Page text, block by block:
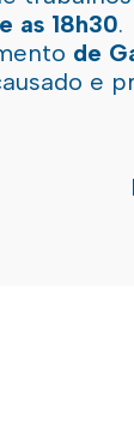
as 18h30.
de
e